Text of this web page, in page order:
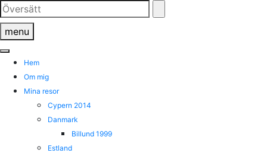
Skip
to
content
menu
Hem
Om mig
Mina resor
Cypern 2014
Danmark
Billund 1999
Estland